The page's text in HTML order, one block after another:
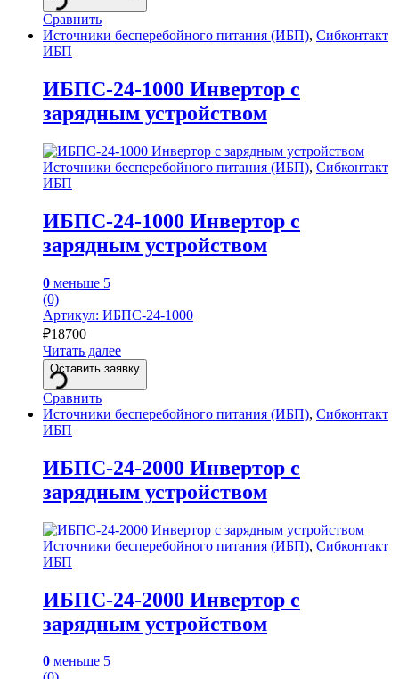
Сравнить
Источники бесперебойного питания (ИБП), Сибконтакт
ИБП
ИБПС-24-1000 Инвертор с
зарядным устройством
Источники бесперебойного питания (ИБП), Сибконтакт
ИБП
ИБПС-24-1000 Инвертор с
зарядным устройством
0 меньше 5
(0)
Артикул: ИБПС-24-1000
₽18700
Читать далее
Оставить заявку
Сравнить
Источники бесперебойного питания (ИБП), Сибконтакт
ИБП
ИБПС-24-2000 Инвертор с
зарядным устройством
Источники бесперебойного питания (ИБП), Сибконтакт
ИБП
ИБПС-24-2000 Инвертор с
зарядным устройством
0 меньше 5